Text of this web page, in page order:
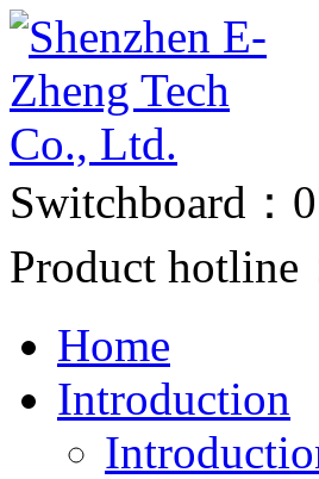
Switchboard：
Product hotline
Home
Introduction